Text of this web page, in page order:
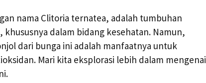
nama Clitoria ternatea, adalah tumbuhan
dalam bidang kesehatan. Namun,
dari bunga ini adalah manfaatnya untuk
Mari kita eksplorasi lebih dalam mengenai